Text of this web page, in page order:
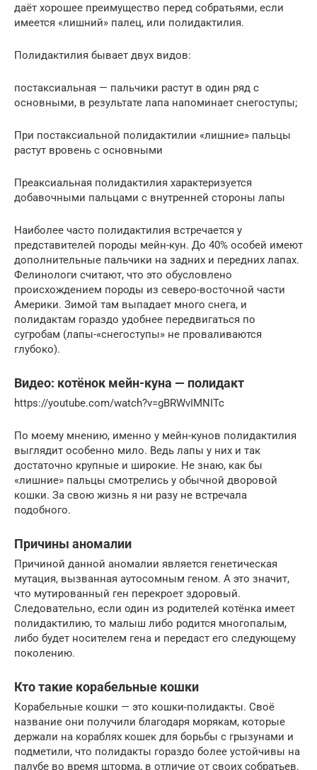
даёт хорошее преимущество перед собратьями, если
имеется «лишний» палец, или полидактилия.
Полидактилия бывает двух видов:
постаксиальная — пальчики растут в один ряд с
основными, в результате лапа напоминает снегоступы;
При постаксиальной полидактилии «лишние» пальцы
растут вровень с основными
Преаксиальная полидактилия характеризуется
добавочными пальцами с внутренней стороны лапы
Наиболее часто полидактилия встречается у
представителей породы мейн-кун. До 40% особей имеют
дополнительные пальчики на задних и передних лапах.
Фелинологи считают, что это обусловлено
происхождением породы из северо-восточной части
Америки. Зимой там выпадает много снега, и
полидактам гораздо удобнее передвигаться по
сугробам (лапы-«снегоступы» не проваливаются
глубоко).
Видео: котёнок мейн-куна — полидакт
https://youtube.com/watch?v=gBRWvIMNITc
По моему мнению, именно у мейн-кунов полидактилия
выглядит особенно мило. Ведь лапы у них и так
достаточно крупные и широкие. Не знаю, как бы
«лишние» пальцы смотрелись у обычной дворовой
кошки. За свою жизнь я ни разу не встречала
подобного.
Причины аномалии
Причиной данной аномалии является генетическая
мутация, вызванная аутосомным геном. А это значит,
что мутированный ген перекроет здоровый.
Следовательно, если один из родителей котёнка имеет
полидактилию, то малыш либо родится многопалым,
либо будет носителем гена и передаст его следующему
поколению.
Кто такие корабельные кошки
Корабельные кошки — это кошки-полидакты. Своё
название они получили благодаря морякам, которые
держали на кораблях кошек для борьбы с грызунами и
подметили, что полидакты гораздо более устойчивы на
палубе во время шторма, в отличие от своих собратьев.